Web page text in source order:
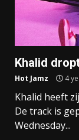
Khalid
Hot Jamz 4
Khalid heeft
De track is
Wednesday...